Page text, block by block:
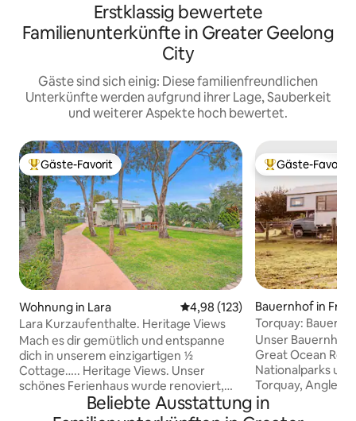
Erstklassig bewertete
Familienunterkünfte in Greater Geelong
City
Gäste sind sich einig: Diese familienfreundlichen
Unterkünfte werden aufgrund ihrer Lage, Sauberkeit
und weiterer Aspekte hoch bewertet.
Beliebter Gäste-Favorit.
Gäste-Favorit
Wohnung in Lara Durchschnittliche Bewertung:
4,98 (123)
Lara Kurzaufenthalte. Heritage Views
Mach es dir gemütlich und entspanne
dich in unserem einzigartigen ½
Cottage….. Heritage Views. Unser
schönes Ferienhaus wurde renoviert,
um ein üppiges, frisches und sauberes
Ambiente mit hohen Decken und viel
Beliebter Gäste-
Gäste-Favorit
Bauernhof in
reek
Torquay:
Unser Bauernhof
Great Ocean
Nationalparks
Torquay,
Das winzige
geschaffen
Beliebte Ausstattung in